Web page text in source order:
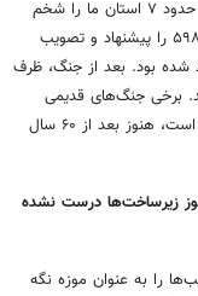
بعد از آن، سازندگی بود. صدام در جنگ هشت ساله حدود ۷ استان ما را شخم
زد. به تعبیر شورای امنیت سازمان ملل که قطعنامه ۵۹۸ را پیشنهاد و تصویب
شده بود. بعد از جنگ، ظرف
برخی جنگ‌های قدیمی
مانند جنگ ویتنام، با وجود رشدهای خوبی که داشته است، هنوز بعد از ۶۰ سال
زیرساخت‌ها درست نشده
را به عنوان موزه نگه